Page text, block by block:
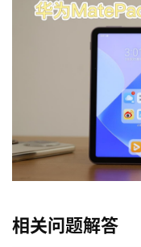
作
栏
相关问题解答